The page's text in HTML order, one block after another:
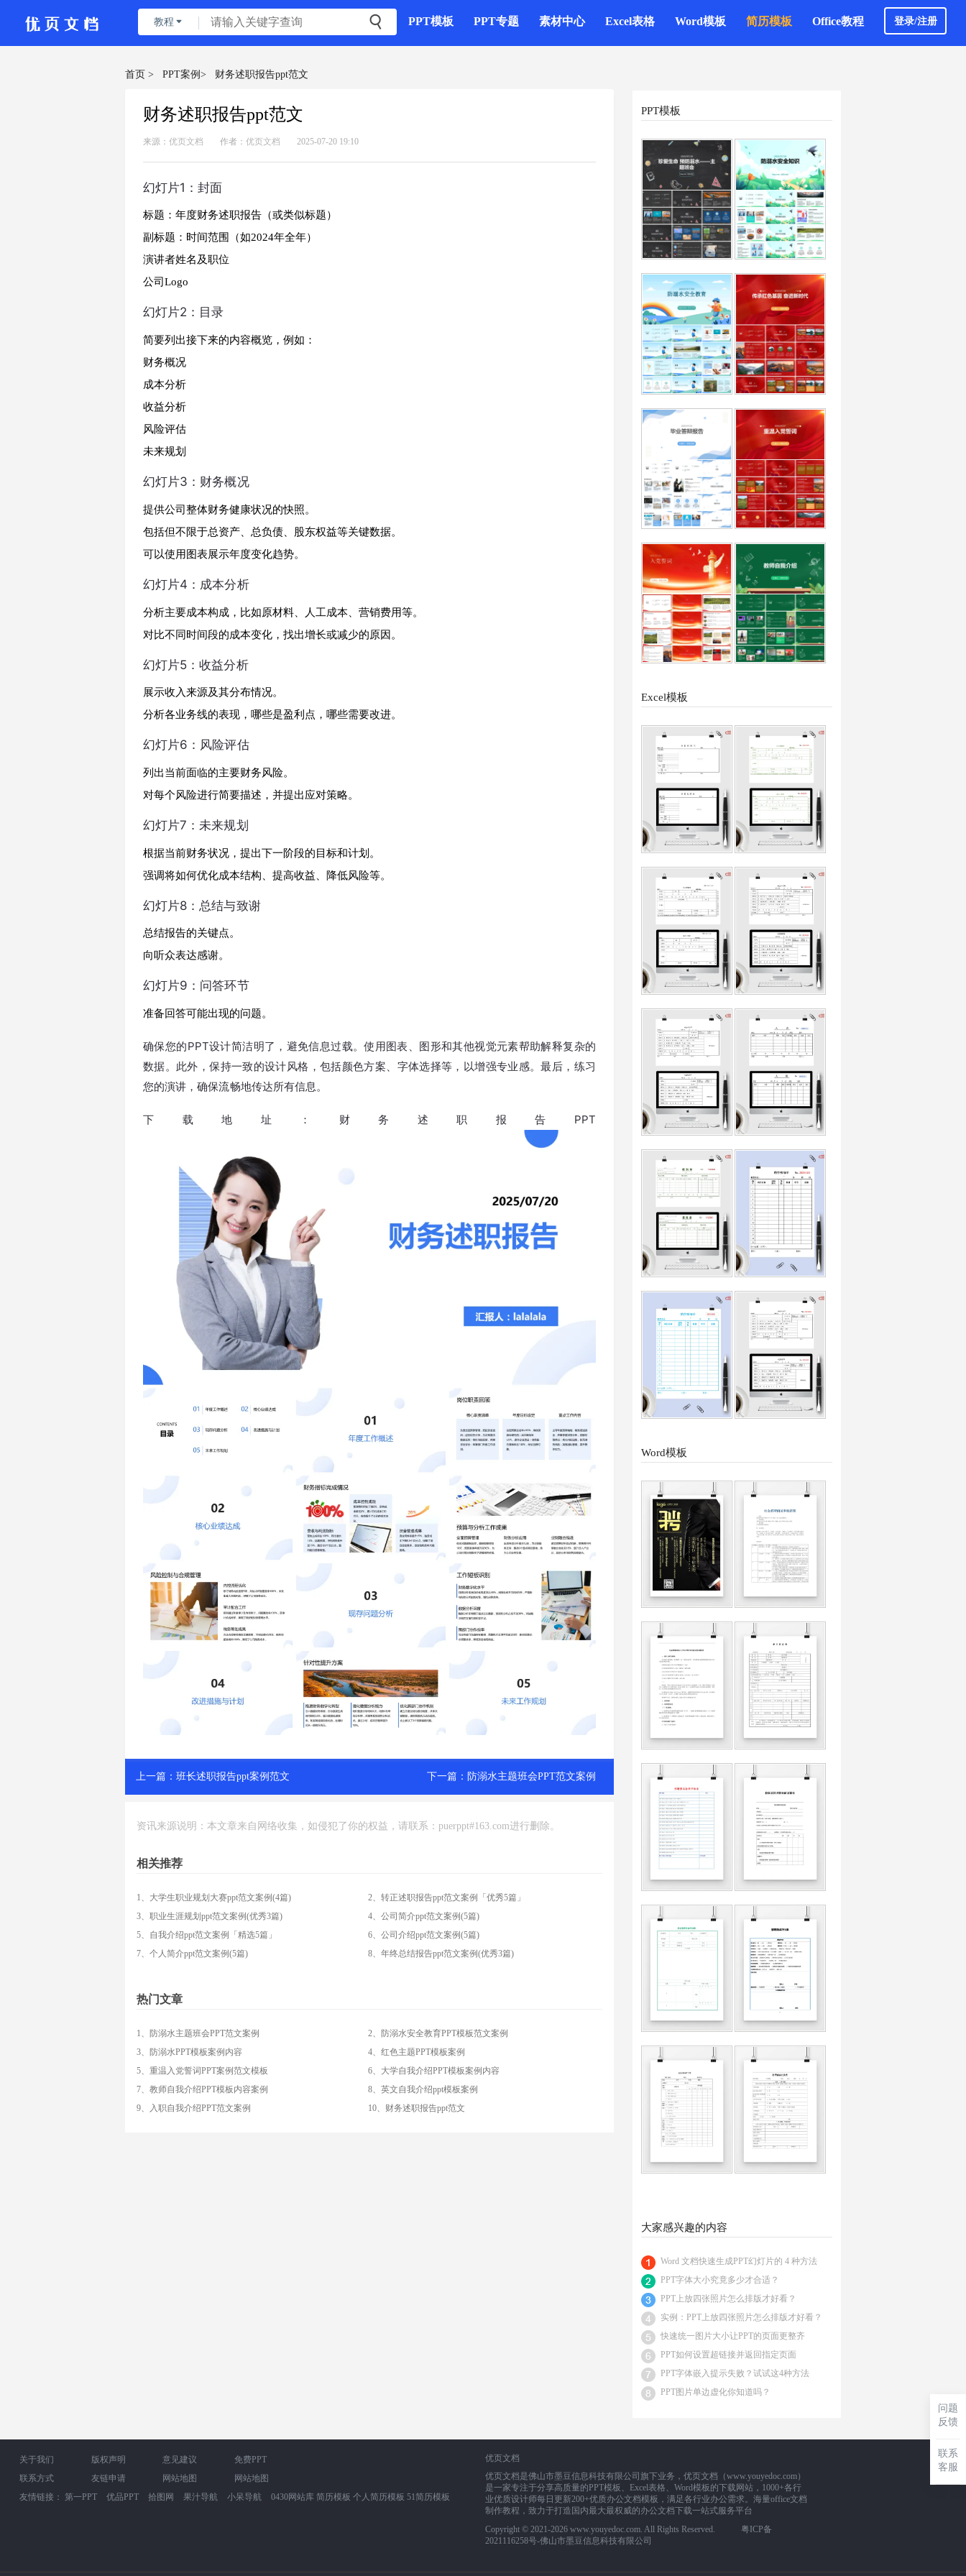
教程   PPT模板 PPT专题 素材中心 Excel表格 Word模板 简历模板 Office教程 登录/注册
首页 > PPT案例> 财务述职报告ppt范文
财务述职报告ppt范文
来源： 优页文档 作者： 优页文档 2025-07-20 19:10
幻灯片1：封面
标题：年度财务述职报告（或类似标题）
副标题：时间范围（如2024年全年）
演讲者姓名及职位
公司Logo
幻灯片2：目录
简要列出接下来的内容概览，例如：
财务概况
成本分析
收益分析
风险评估
未来规划
幻灯片3：财务概况
提供公司整体财务健康状况的快照。
包括但不限于总资产、总负债、股东权益等关键数据。
可以使用图表展示年度变化趋势。
幻灯片4：成本分析
分析主要成本构成，比如原材料、人工成本、营销费用等。
对比不同时间段的成本变化，找出增长或减少的原因。
幻灯片5：收益分析
展示收入来源及其分布情况。
分析各业务线的表现，哪些是盈利点，哪些需要改进。
幻灯片6：风险评估
列出当前面临的主要财务风险。
对每个风险进行简要描述，并提出应对策略。
幻灯片7：未来规划
根据当前财务状况，提出下一阶段的目标和计划。
强调将如何优化成本结构、提高收益、降低风险等。
幻灯片8：总结与致谢
总结报告的关键点。
向听众表达感谢。
幻灯片9：问答环节
准备回答可能出现的问题。
确保您的PPT设计简洁明了，避免信息过载。使用图表、图形和其他视觉元素帮助解释复杂的
数据。此外，保持一致的设计风格，包括颜色方案、字体选择等，以增强专业感。最后，练习
您的演讲，确保流畅地传达所有信息。
下载地址： 财务述职报告PPT
上一篇： 班长述职报告ppt案例范文 下一篇： 防溺水主题班会PPT范文案例
资讯来源说明：本文章来自网络收集，如侵犯了你的权益，请联系：puerppt#163.com进行删除。
相关推荐
1、大学生职业规划大赛ppt范文案例(4篇)
2、转正述职报告ppt范文案例「优秀5篇」
3、职业生涯规划ppt范文案例(优秀3篇)
4、公司简介ppt范文案例(5篇)
5、自我介绍ppt范文案例「精选5篇」
6、公司介绍ppt范文案例(5篇)
7、个人简介ppt范文案例(5篇)
8、年终总结报告ppt范文案例(优秀3篇)
热门文章
1、防溺水主题班会PPT范文案例
2、防溺水安全教育PPT模板范文案例
3、防溺水PPT模板案例内容
4、红色主题PPT模板案例
5、重温入党誓词PPT案例范文模板
6、大学自我介绍PPT模板案例内容
7、教师自我介绍PPT模板内容案例
8、英文自我介绍ppt模板案例
9、入职自我介绍PPT范文案例
10、财务述职报告ppt范文
PPT模板
Excel模板
Word模板
大家感兴趣的内容
Word 文档快速生成PPT幻灯片的 4 种方法
PPT字体大小究竟多少才合适？
PPT上放四张照片怎么排版才好看？
实例：PPT上放四张照片怎么排版才好看？
快速统一图片大小让PPT的页面更整齐
PPT如何设置超链接并返回指定页面
PPT字体嵌入提示失败？试试这4种方法
PPT图片单边虚化你知道吗？
关于我们
联系方式
版权声明
友链申请
意见建议
网站地图
免费PPT
网站地图
友情链接： 第一PPT 优品PPT 拾图网 果汁导航 小呆导航 0430网站库 简历模板 个人简历模板 51简历模板
优页文档
优页文档是佛山市墨豆信息科技有限公司旗下业务，优页文档（www.youyedoc.com）
是一家专注于分享高质量的PPT模板、Excel表格、Word模板的下载网站，1000+各行
业优质设计师每日更新200+优质办公文档模板，满足各行业办公需求。海量office文档
制作教程，致力于打造国内最大最权威的办公文档下载一站式服务平台
Copyright © 2021-2026 www.youyedoc.com. All Rights Reserved. 粤ICP备
2021116258号-佛山市墨豆信息科技有限公司
问题
反馈
联系
客服